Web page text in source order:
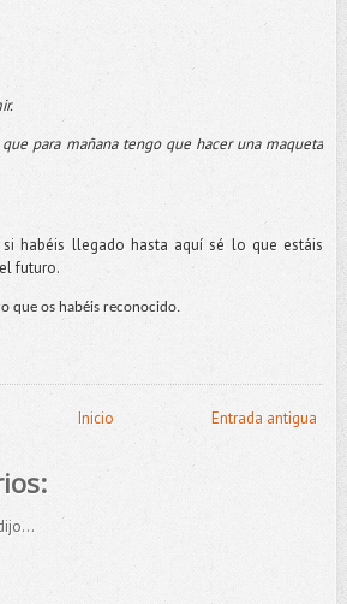
para mañana tengo que hacer una maqueta
habéis llegado hasta aquí sé lo que estáis
futuro.
que os habéis reconocido.
Entrada antigua
Inicio